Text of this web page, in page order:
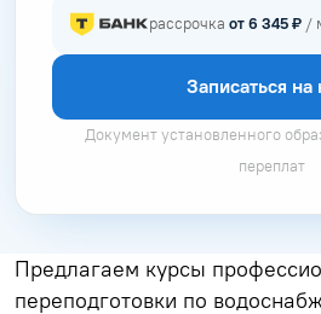
рассрочка от 6 345 ₽ /
Записаться на
Документ установленного
переплат
Предлагаем курсы
переподготовки по